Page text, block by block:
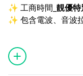
通靈是在修行第四
麻煩、很衰。真正
好。講到務實，
想著「我在股海裡
事的，還是很多人
Alice 說，真相往往
個人的：怎麼真正
來父母對你做的事
有人的使命，就只
或者單純來體驗「
Alice也分享，最近
✨ 工商時間_ 靚優特
✨ 包含電波、音波
靚優官方line ID：
https://lihi3.cc/d5Cz7